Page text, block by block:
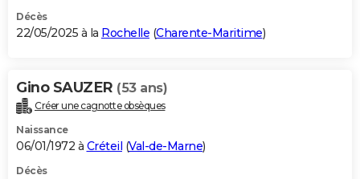
Décès
22/05/2025 à la Rochelle (Charente-Maritime)
Gino SAUZER (53 ans)
Créer une cagnotte obsèques
Naissance
06/01/1972 à Créteil (Val-de-Marne)
Décès